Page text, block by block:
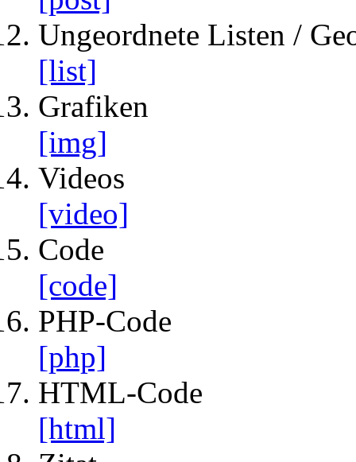
Ungeordnete Listen /
[list]
Grafiken
[img]
Videos
[video]
Code
[code]
PHP-Code
[php]
HTML-Code
[html]